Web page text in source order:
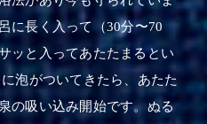
に長く入って（30分〜70
ッと入ってあたたまるとい
泡がついてきたら、あたた
の吸い込み開始です。ぬる